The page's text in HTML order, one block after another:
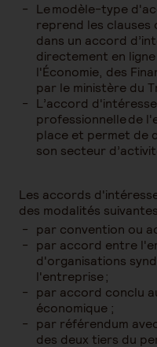
Le modèle-type
reprend les
dans un accord
directement en
l'Économie, des
par le ministère du
L’accord
professionnelle de
place et permet de
son secteur
Les accords
des modalités
par convention ou
par accord entre
d'organisations
l'entreprise ;
par accord conclu
économique ;
par référendum
des deux tiers du